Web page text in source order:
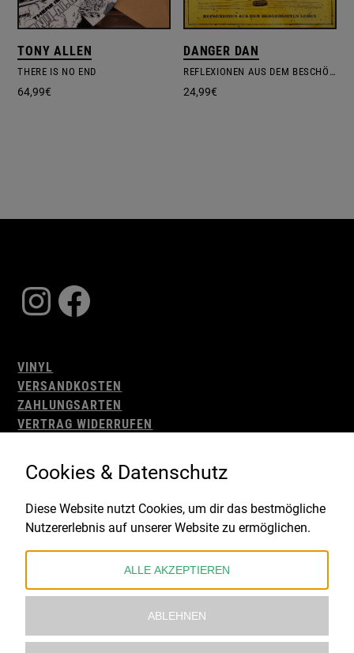
TONY ALLEN
THERE IS NO END
64,99€
DANGER DAN
REFLEXIONEN AUS DEM BESCHÖNIGTEN LEBEN
24,99€
Instagram
Facebook
VINYL
VERSANDKOSTEN
ZAHLUNGSARTEN
VERTRAG WIDERRUFEN
WIDERRUFSBELEHRUNG
IMPRESSUM
Gefördert durch:
Cookies & Datenschutz
Diese Website nutzt Cookies, um dir das bestmögliche
Nutzererlebnis auf unserer Website zu ermöglichen.
ALLE AKZEPTIEREN
ABLEHNEN